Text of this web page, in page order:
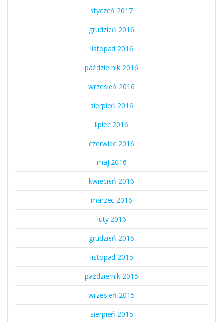
styczeń 2017
grudzień 2016
listopad 2016
październik 2016
wrzesień 2016
sierpień 2016
lipiec 2016
czerwiec 2016
maj 2016
kwiecień 2016
marzec 2016
luty 2016
grudzień 2015
listopad 2015
październik 2015
wrzesień 2015
sierpień 2015